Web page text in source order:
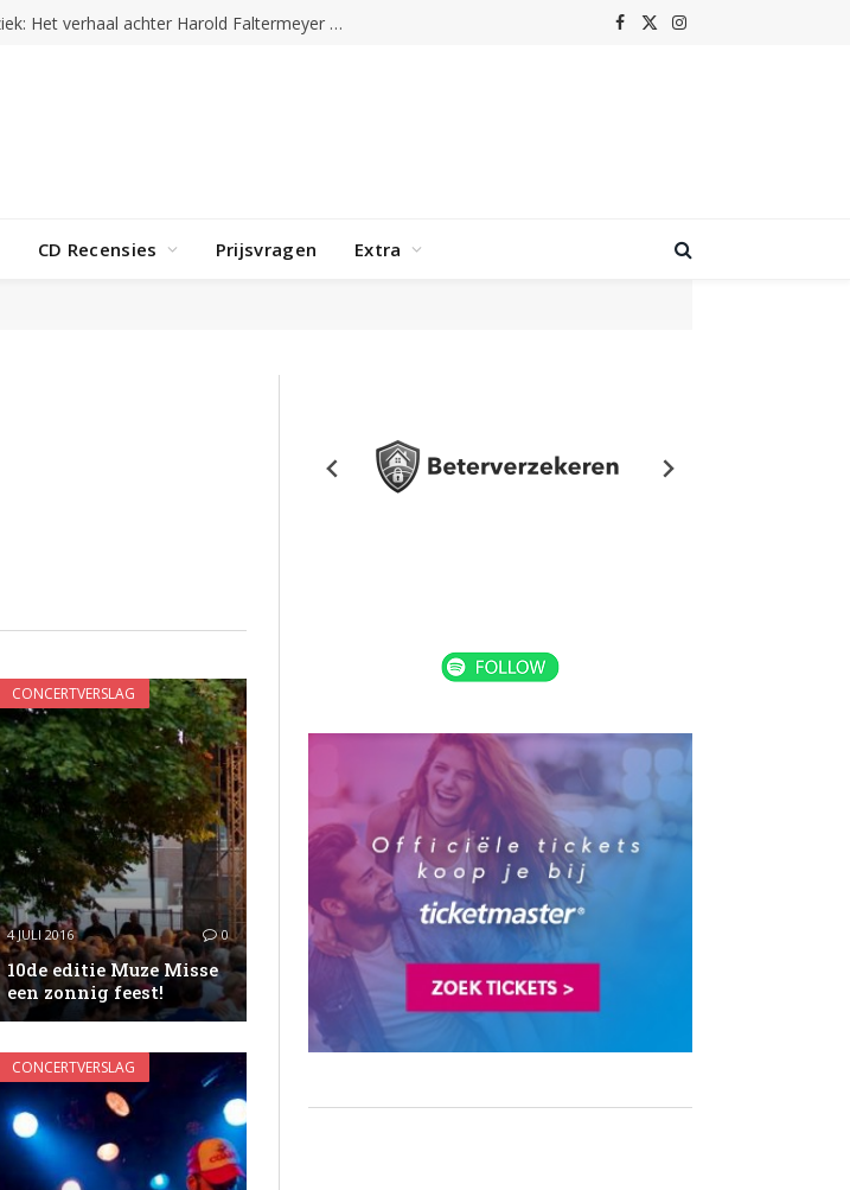
Parels van de Popmuziek: Het verhaal achter Harold Faltermeyer – ‘Axel F’ Facebook
X
Instagram
CD Recensies Prijsvragen Extra
CONCERTVERSLAG
4 JULI 2016 0
10de editie Muze Misse
een zonnig feest!
CONCERTVERSLAG